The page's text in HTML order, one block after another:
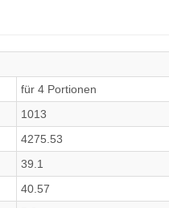
für 4 Portionen
1013
4275.53
39.1
40.57